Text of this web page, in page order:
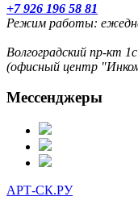
+7 926 196 58 81
Режим работы:
Волгоградский пр-кт
(офисный центр
Мессенджеры
АРТ-СК.РУ